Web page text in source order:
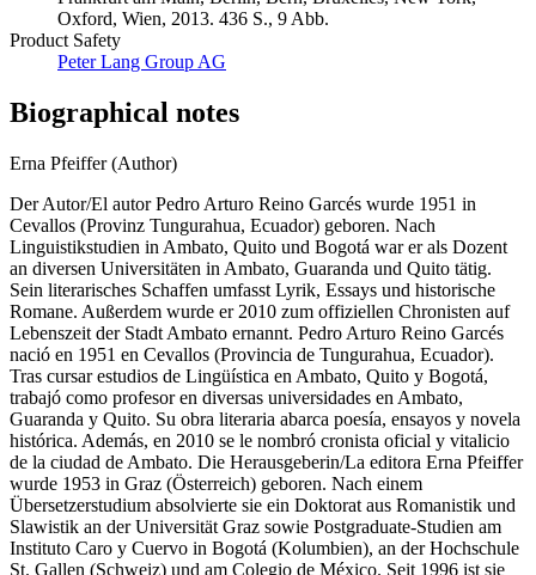
Oxford, Wien, 2013. 436 S., 9 Abb.
Product Safety
Peter Lang Group AG
Biographical notes
Erna Pfeiffer (Author)
Der Autor/El autor Pedro Arturo Reino Garcés wurde 1951 in
Cevallos (Provinz Tungurahua, Ecuador) geboren. Nach
Linguistikstudien in Ambato, Quito und Bogotá war er als Dozent
an diversen Universitäten in Ambato, Guaranda und Quito tätig.
Sein literarisches Schaffen umfasst Lyrik, Essays und historische
Romane. Außerdem wurde er 2010 zum offiziellen Chronisten auf
Lebenszeit der Stadt Ambato ernannt. Pedro Arturo Reino Garcés
nació en 1951 en Cevallos (Provincia de Tungurahua, Ecuador).
Tras cursar estudios de Lingüística en Ambato, Quito y Bogotá,
trabajó como profesor en diversas universidades en Ambato,
Guaranda y Quito. Su obra literaria abarca poesía, ensayos y novela
histórica. Además, en 2010 se le nombró cronista oficial y vitalicio
de la ciudad de Ambato. Die Herausgeberin/La editora Erna Pfeiffer
wurde 1953 in Graz (Österreich) geboren. Nach einem
Übersetzerstudium absolvierte sie ein Doktorat aus Romanistik und
Slawistik an der Universität Graz sowie Postgraduate-Studien am
Instituto Caro y Cuervo in Bogotá (Kolumbien), an der Hochschule
St. Gallen (Schweiz) und am Colegio de México. Seit 1996 ist sie